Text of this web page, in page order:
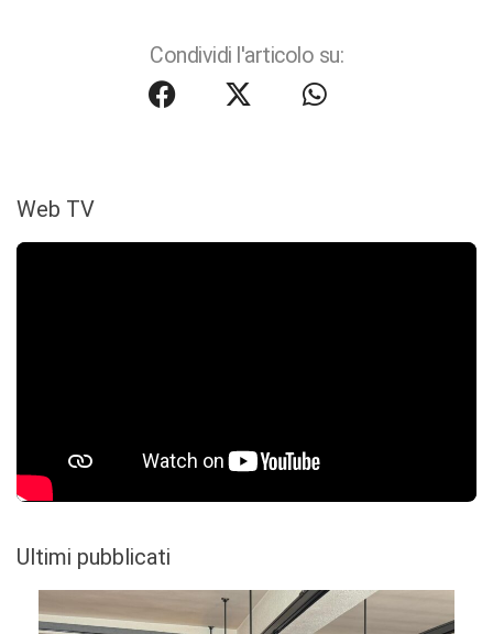
Condividi l'articolo su:
Web TV
Ultimi pubblicati